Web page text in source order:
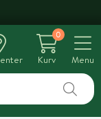
0
Kurv
Menu